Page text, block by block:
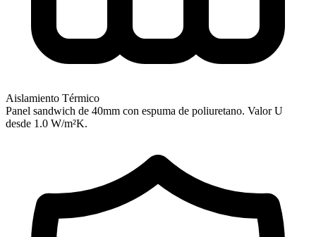
Aislamiento Térmico
Panel sandwich de 40mm con espuma de poliuretano. Valor U
desde 1.0 W/m²K.